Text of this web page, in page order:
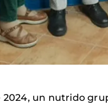
2024, un nutrido